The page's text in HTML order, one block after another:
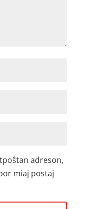
adreson,
miaj postaj